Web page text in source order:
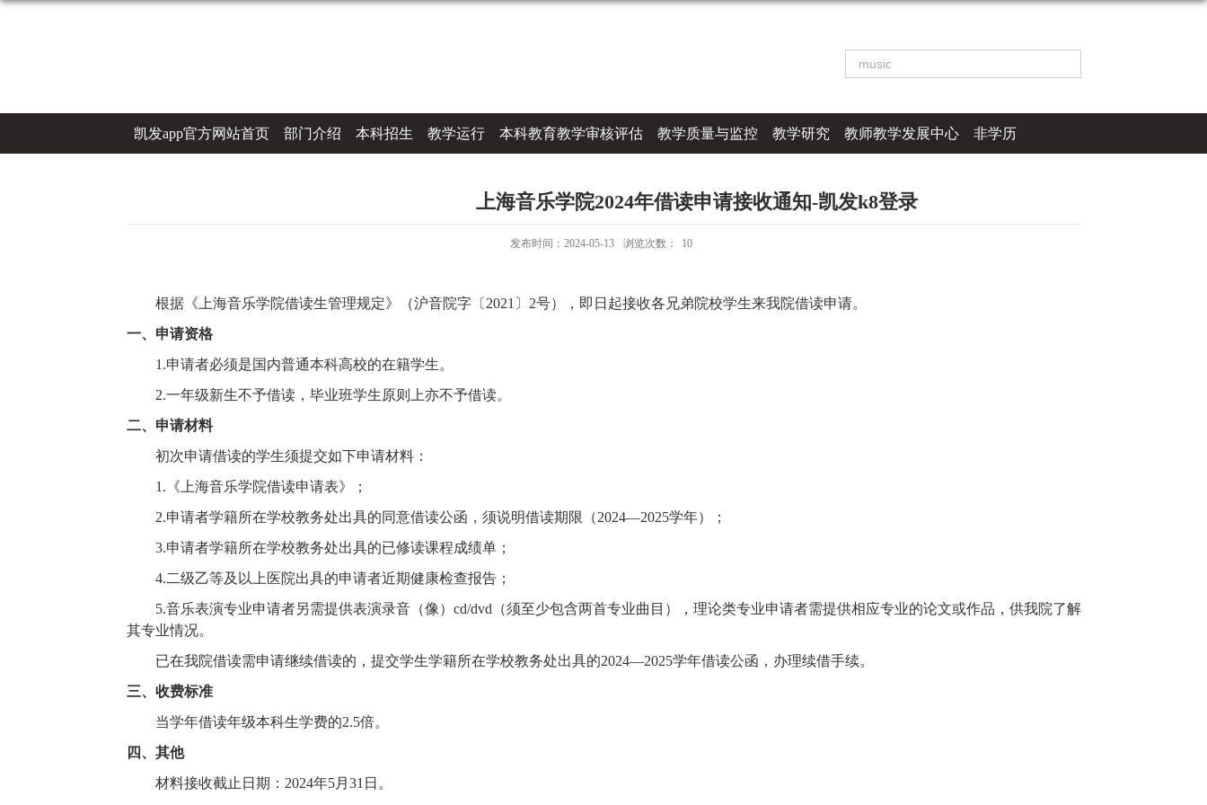
凯发app官方网站首页 部门介绍 本科招生 教学运行 本科教育教学审核评估 教学质量与监控 教学研究 教师教学发展中心 非学历
上海音乐学院2024年借读申请接收通知-凯发k8登录
发布时间：2024-05-13 浏览次数： 10
根据《上海音乐学院借读生管理规定》 （沪音院字〔 2021〕2号）
，即日起接收各兄弟院校学生来我院借读申请。
一、申请资格
1.申请者必须是国内普通本科高校的在籍学生。
2.一年级新生不予借读，毕业班学生原则上亦不予借读。
二、申请材料
初次申请借读的学生须提交如下申请材料：
1.《上海音乐学院借读申请表》；
2.申请者学籍所在学校教务处出具的同意借读公函，须说明借读期限（2024—2025学年）；
3.申请者学籍所在学校教务处出具的已修读课程成绩单；
4.二级乙等及以上医院出具的申请者近期健康检查报告；
5.音乐表演专业申请者另需提供表演录音（像）cd/dvd（须至少包含两首专业曲目），理论类专业申请者需提供相应专业的论文或作品，供我院了解
其专业情况。
已在我院借读需申请继续借读的 ， 提交学生学籍所在学校教务处出具的2024—2025学年借读公函 ， 办理续借手续。
三、收费标准
当学年借读年级本科生学费的2.5倍。
四、其他
材料接收截止日期： 2024年5月 31 日。